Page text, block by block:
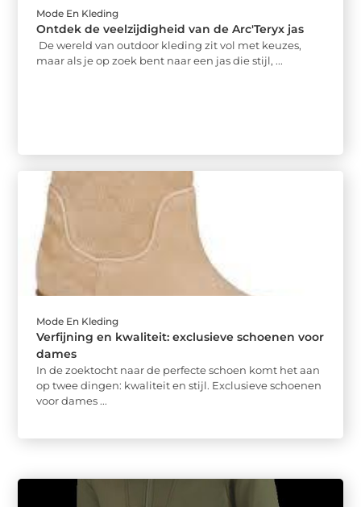
Mode En Kleding
Ontdek de veelzijdigheid van de Arc'Teryx jas
De wereld van outdoor kleding zit vol met keuzes,
maar als je op zoek bent naar een jas die stijl, ...
Mode En Kleding
Verfijning en kwaliteit: exclusieve schoenen voor
dames
In de zoektocht naar de perfecte schoen komt het aan
op twee dingen: kwaliteit en stijl. Exclusieve schoenen
voor dames ...